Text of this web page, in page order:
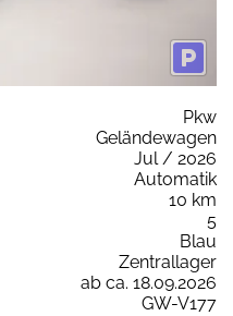
Pkw
Geländewagen
Jul / 2026
Automatik
10 km
5
Blau
Zentrallager
ab ca. 18.09.2026
GW-V177